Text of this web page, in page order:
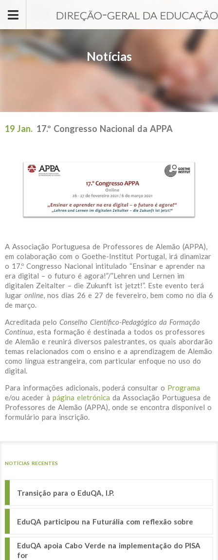
Notícias
19 Jan. 17.º Congresso Nacional da APPA
A Associação Portuguesa de Professores de Alemão (APPA),
em colaboração com o Goethe-Institut Portugal, irá dinamizar
o 17.º Congresso Nacional intitulado “Ensinar e aprender na
era digital – o futuro é agora!”/”Lehren und Lernen im
digitalen Zeitalter – die Zukunft ist jetzt!”. Este evento terá
lugar online, nos dias 26 e 27 de fevereiro, bem como no dia 6
de março.
Acreditada pelo Conselho Científico-Pedagógico da Formação
Contínua, esta formação é destinada a todos os professores
de Alemão e reunirá diversos palestrantes, os quais abordarão
temas relacionados com o ensino e a aprendizagem de Alemão
como língua estrangeira, com particular enfoque no uso do
digital.
Para informações adicionais, poderá consultar o Programa
e/ou aceder à página eletrónica da Associação Portuguesa de
Professores de Alemão (APPA), onde se encontra disponível o
formulário para inscrição.
NOTÍCIAS RECENTES
Transição para o EduQA, I.P.
EduQA participou na Futurália com reflexão sobre
EduQA apoia Cabo Verde na implementação do PISA
for